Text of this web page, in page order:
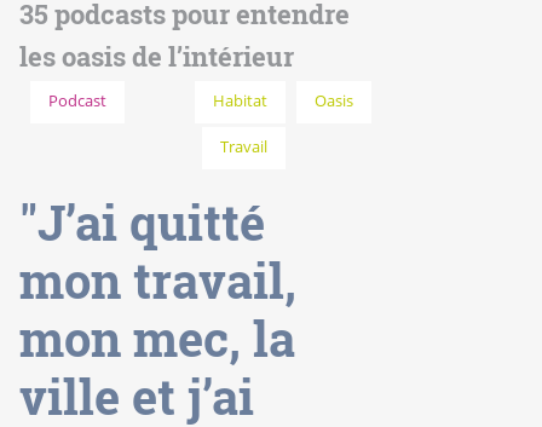
35 podcasts pour entendre
les oasis de l’intérieur
Podcast Habitat
Travail
Oasis
"J’ai quitté
mon travail,
mon mec, la
ville et j’ai